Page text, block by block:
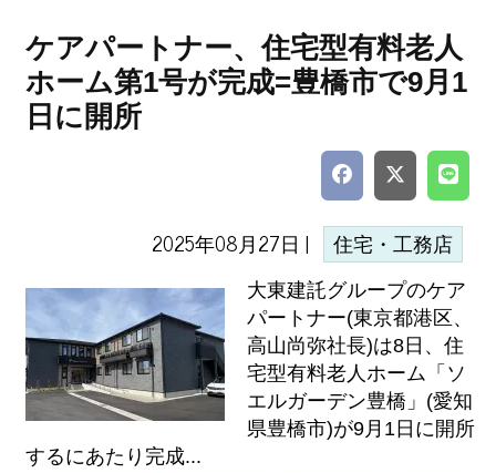
ケアパートナー、住宅型有料老人
ホーム第1号が完成=豊橋市で9月1
日に開所
2025年08月27日 | 住宅・工務店
大東建託グループのケア
パートナー(東京都港区、
高山尚弥社長)は8日、住
宅型有料老人ホーム「ソ
エルガーデン豊橋」(愛知
県豊橋市)が9月1日に開所
するにあたり完成...